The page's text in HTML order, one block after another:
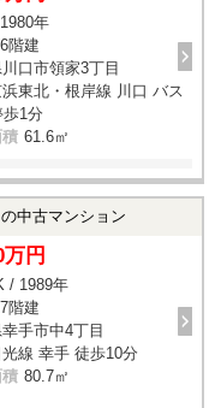
年
階建
口市領家3丁目
浜東北・根岸線 川口 バス
1分
61.6㎡
中古マンション
円
/ 1989年
階建
手市中4丁目
線 幸手 徒歩10分
80.7㎡